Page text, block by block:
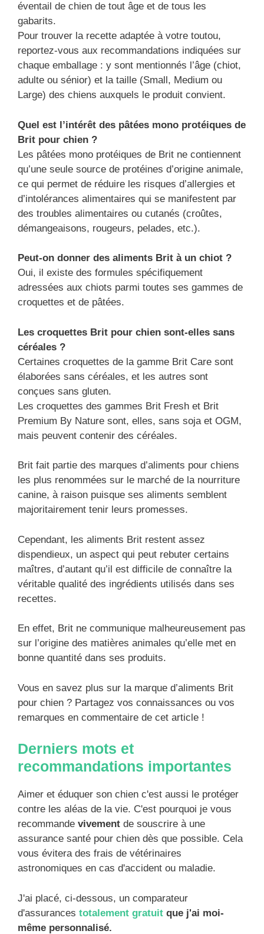
éventail de chien de tout âge et de tous les
gabarits.
Pour trouver la recette adaptée à votre toutou,
reportez-vous aux recommandations indiquées sur
chaque emballage : y sont mentionnés l’âge (chiot,
adulte ou sénior) et la taille (Small, Medium ou
Large) des chiens auxquels le produit convient.
Quel est l’intérêt des pâtées mono protéiques de
Brit pour chien ?
Les pâtées mono protéiques de Brit ne contiennent
qu’une seule source de protéines d’origine animale,
ce qui permet de réduire les risques d’allergies et
d’intolérances alimentaires qui se manifestent par
des troubles alimentaires ou cutanés (croûtes,
démangeaisons, rougeurs, pelades, etc.).
Peut-on donner des aliments Brit à un chiot ?
Oui, il existe des formules spécifiquement
adressées aux chiots parmi toutes ses gammes de
croquettes et de pâtées.
Les croquettes Brit pour chien sont-elles sans
céréales ?
Certaines croquettes de la gamme Brit Care sont
élaborées sans céréales, et les autres sont
conçues sans gluten.
Les croquettes des gammes Brit Fresh et Brit
Premium By Nature sont, elles, sans soja et OGM,
mais peuvent contenir des céréales.
Brit fait partie des marques d’aliments pour chiens
les plus renommées sur le marché de la nourriture
canine, à raison puisque ses aliments semblent
majoritairement tenir leurs promesses.
Cependant, les aliments Brit restent assez
dispendieux, un aspect qui peut rebuter certains
maîtres, d’autant qu’il est difficile de connaître la
véritable qualité des ingrédients utilisés dans ses
recettes.
En effet, Brit ne communique malheureusement pas
sur l’origine des matières animales qu’elle met en
bonne quantité dans ses produits.
Vous en savez plus sur la marque d’aliments Brit
pour chien ? Partagez vos connaissances ou vos
remarques en commentaire de cet article !
Derniers mots et
recommandations importantes
Aimer et éduquer son chien c'est aussi le protéger
contre les aléas de la vie. C'est pourquoi je vous
recommande vivement de souscrire à une
assurance santé pour chien dès que possible. Cela
vous évitera des frais de vétérinaires
astronomiques en cas d'accident ou maladie.
J'ai placé, ci-dessous, un comparateur
d'assurances totalement gratuit que j'ai moi-
même personnalisé.